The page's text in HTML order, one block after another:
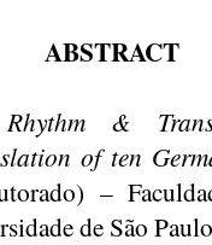
ABSTRACT
Rhythm &
of ten
–
de São